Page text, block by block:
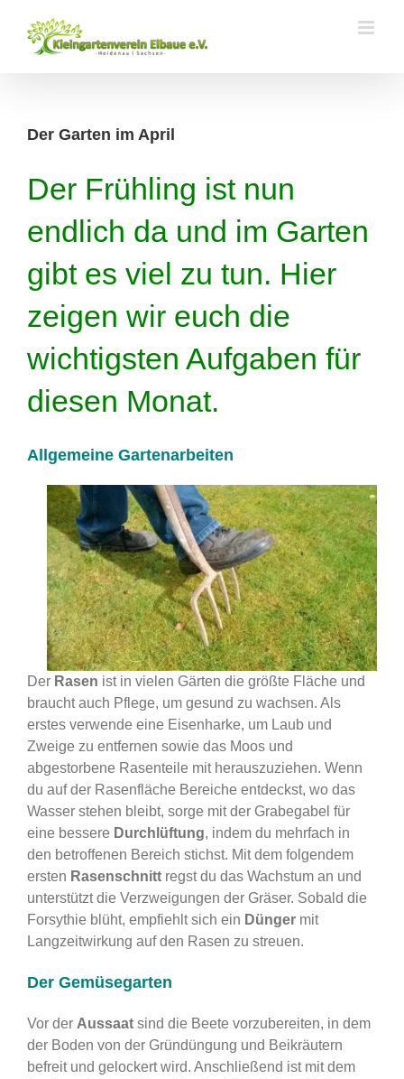
Inhalt
springen
Der Garten im April
Der Frühling ist nun
endlich da und im Garten
gibt es viel zu tun. Hier
zeigen wir euch die
wichtigsten Aufgaben für
diesen Monat.
Allgemeine Gartenarbeiten
Der Rasen ist in vielen Gärten die größte Fläche und
braucht auch Pflege, um gesund zu wachsen. Als
erstes verwende eine Eisenharke, um Laub und
Zweige zu entfernen sowie das Moos und
abgestorbene Rasenteile mit herauszuziehen. Wenn
du auf der Rasenfläche Bereiche entdeckst, wo das
Wasser stehen bleibt, sorge mit der Grabegabel für
eine bessere Durchlüftung, indem du mehrfach in
den betroffenen Bereich stichst. Mit dem folgendem
ersten Rasenschnitt regst du das Wachstum an und
unterstützt die Verzweigungen der Gräser. Sobald die
Forsythie blüht, empfiehlt sich ein Dünger mit
Langzeitwirkung auf den Rasen zu streuen.
Der Gemüsegarten
Vor der Aussaat sind die Beete vorzubereiten, in dem
der Boden von der Gründüngung und Beikräutern
befreit und gelockert wird. Anschließend ist mit dem